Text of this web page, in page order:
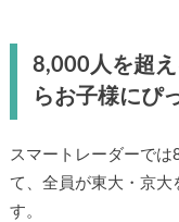
8,000人を超
らお子様にぴ
スマートレーダーで
て、全員が東大・京大
す。